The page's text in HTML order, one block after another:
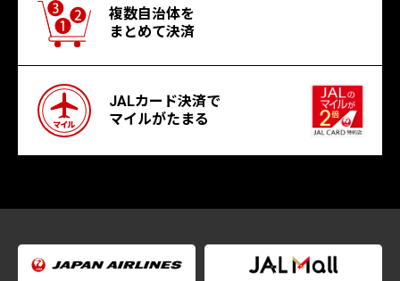
複数自治体を
まとめて決済
JALカード決済で
マイルがたまる